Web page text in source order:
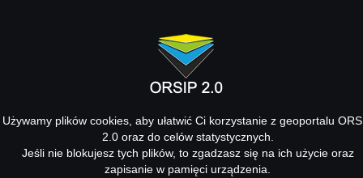
Używamy plików cookies, aby ułatwić Ci korzystanie z geoportalu
2.0 oraz do celów statystycznych.
Jeśli nie blokujesz tych plików, to zgadzasz się na ich użycie oraz
zapisanie w pamięci urządzenia.